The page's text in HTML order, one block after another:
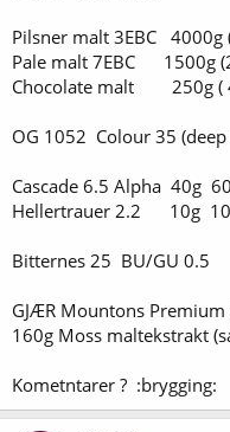
Pilsner malt 3EBC 4000g
Pale malt 7EBC 1500g
Chocolate malt 250g (
OG 1052 Colour 35
Cascade 6.5 Alpha 40g
Hellertrauer 2.2 10g
Bitternes 25 BU/GU 0.5
GJÆR Mountons
160g Moss maltekstrakt
Kometntarer ? :brygging: